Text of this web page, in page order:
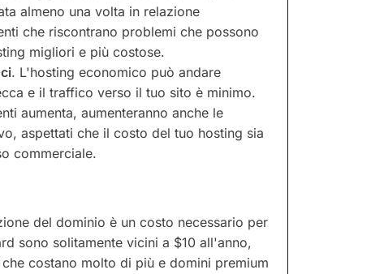
almeno una volta in relazione
che riscontrano problemi che possono
migliori e più costose.
. L'hosting economico può andare
e il traffico verso il tuo sito è minimo.
aumenta, aumenteranno anche le
aspettati che il costo del tuo hosting sia
commerciale.
del dominio è un costo necessario per
sono solitamente vicini a $10 all'anno,
costano molto di più e domini premium